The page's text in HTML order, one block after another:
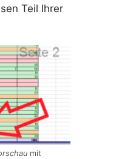
Teil Ihrer
mit